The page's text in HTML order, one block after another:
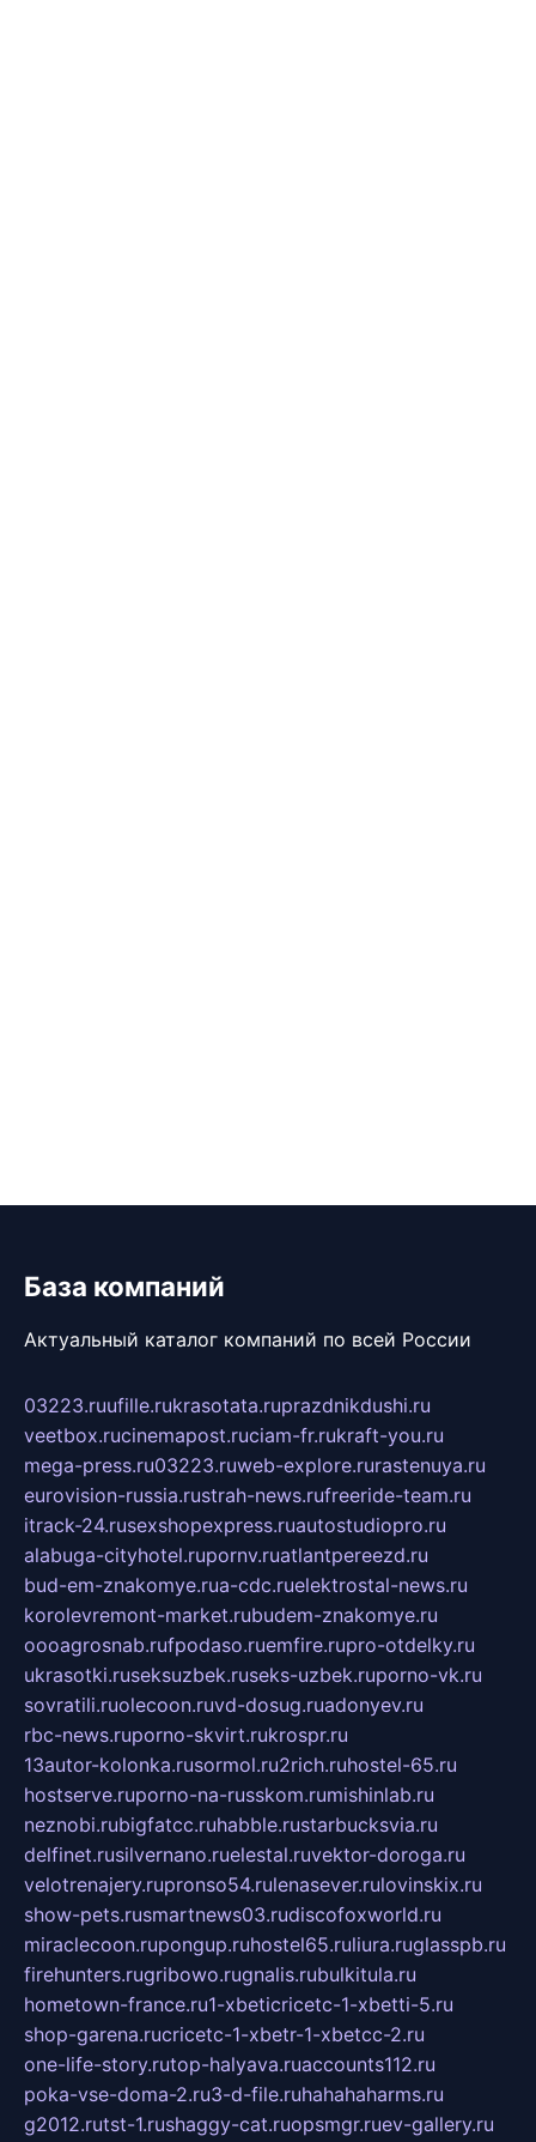
База компаний
Актуальный каталог компаний по всей России
03223.ruufille.rukrasotata.ruprazdnikdushi.ru
veetbox.rucinemapost.ruciam-fr.rukraft-you.ru
mega-press.ru03223.ruweb-explore.rurastenuya.ru
eurovision-russia.rustrah-news.rufreeride-team.ru
itrack-24.rusexshopexpress.ruautostudiopro.ru
alabuga-cityhotel.rupornv.ruatlantpereezd.ru
bud-em-znakomye.rua-cdc.ruelektrostal-news.ru
korolevremont-market.rubudem-znakomye.ru
oooagrosnab.rufpodaso.ruemfire.rupro-otdelky.ru
ukrasotki.ruseksuzbek.ruseks-uzbek.ruporno-vk.ru
sovratili.ruolecoon.ruvd-dosug.ruadonyev.ru
rbc-news.ruporno-skvirt.rukrospr.ru
13autor-kolonka.rusormol.ru2rich.ruhostel-65.ru
hostserve.ruporno-na-russkom.rumishinlab.ru
neznobi.rubigfatcc.ruhabble.rustarbucksvia.ru
delfinet.rusilvernano.ruelestal.ruvektor-doroga.ru
velotrenajery.rupronso54.rulenasever.rulovinskix.ru
show-pets.rusmartnews03.rudiscofoxworld.ru
miraclecoon.rupongup.ruhostel65.ruliura.ruglasspb.ru
firehunters.rugribowo.rugnalis.rubulkitula.ru
hometown-france.ru1-xbeticricetc-1-xbetti-5.ru
shop-garena.rucricetc-1-xbetr-1-xbetcc-2.ru
one-life-story.rutop-halyava.ruaccounts112.ru
poka-vse-doma-2.ru3-d-file.ruhahahaharms.ru
g2012.rutst-1.rushaggy-cat.ruopsmgr.ruev-gallery.ru